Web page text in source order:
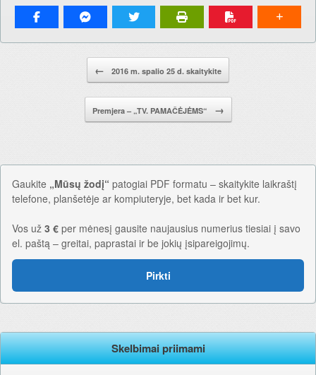
← 2016 m. spalio 25 d. skaitykite
Premjera – „TV. PAMAČĖJĖMS“ →
Gaukite „Mūsų žodį“ patogiai PDF formatu – skaitykite laikraštį
telefone, planšetėje ar kompiuteryje, bet kada ir bet kur.
Vos už 3 € per mėnesį gausite naujausius numerius tiesiai į savo
el. paštą – greitai, paprastai ir be jokių įsipareigojimų.
Pirkti
Skelbimai priimami